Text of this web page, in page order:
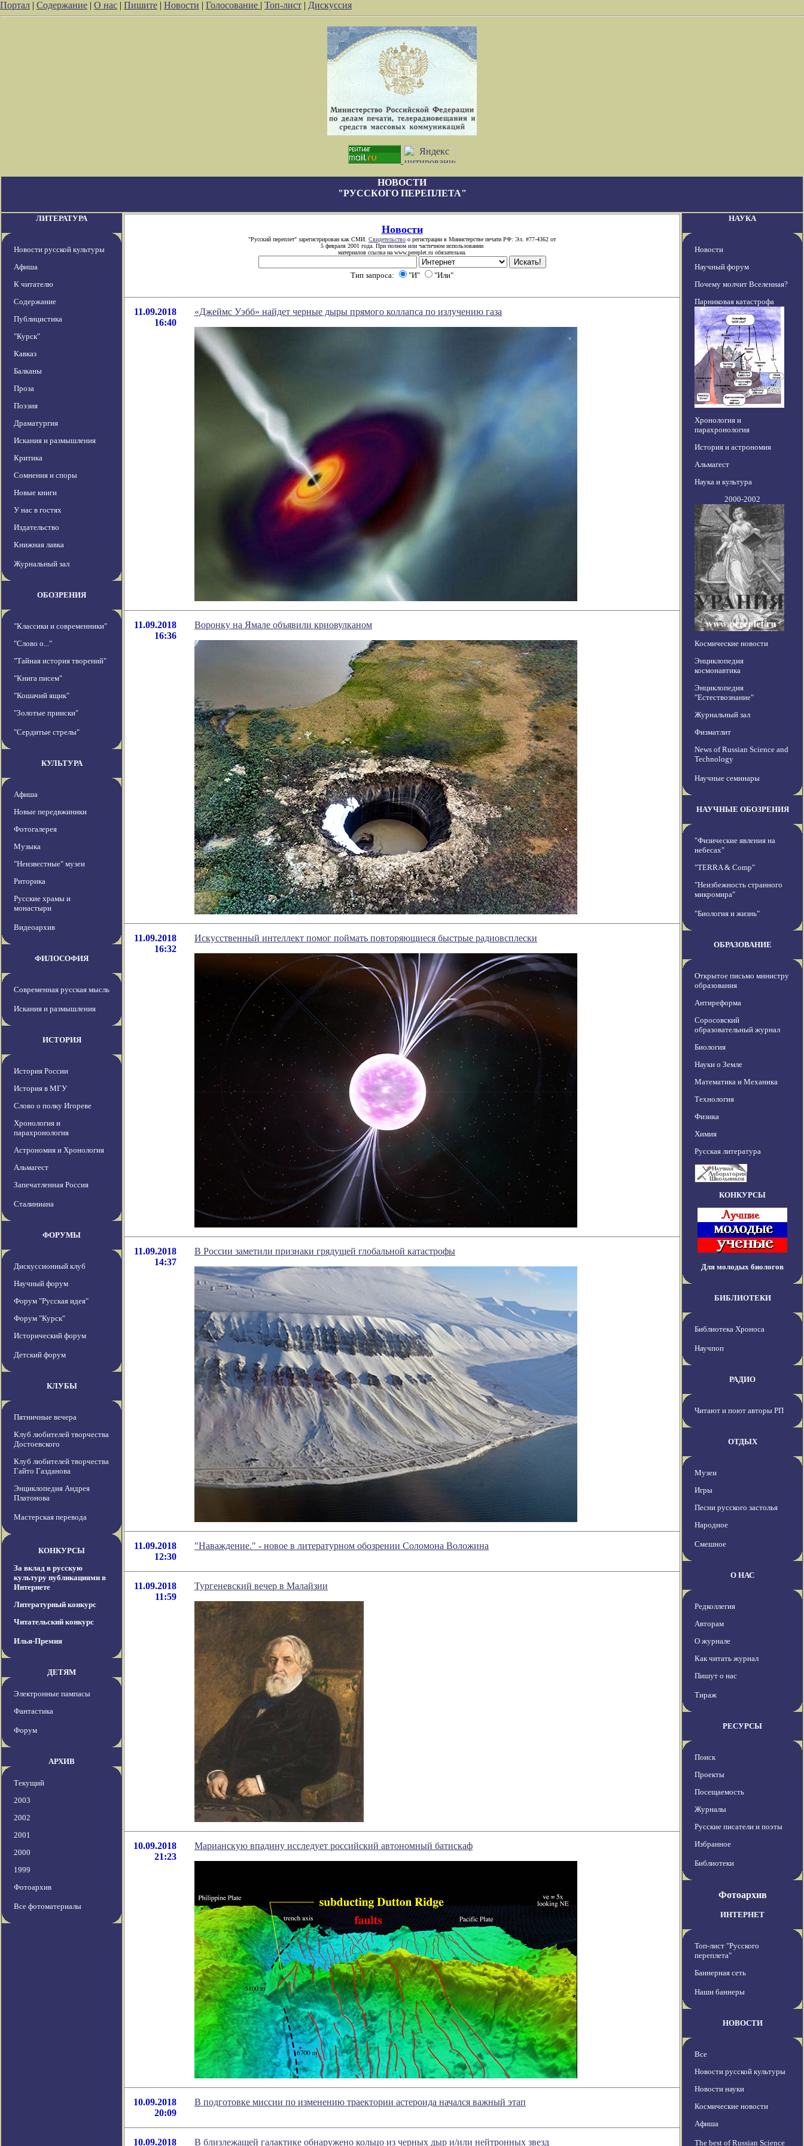
Портал | Содержание | О нас | Пишите | Новости | Голосование | Топ-лист | Дискуссия
НОВОСТИ
"РУССКОГО ПЕРЕПЛЕТА"
ЛИТЕРАТУРА
Новости русской культуры
Афиша
К читателю
Содержание
Публицистика
"Курск"
Кавказ
Балканы
Проза
Поэзия
Драматургия
Искания и размышления
Критика
Сомнения и споры
Новые книги
У нас в гостях
Издательство
Книжная лавка
Журнальный зал
ОБОЗРЕНИЯ
"Классики и современники"
"Слово о..."
"Тайная история творений"
"Книга писем"
"Кошачий ящик"
"Золотые прииски"
"Сердитые стрелы"
КУЛЬТУРА
Афиша
Новые передвжиники
Фотогалерея
Музыка
"Неизвестные" музеи
Риторика
Русские храмы и
монастыри
Видеоархив
ФИЛОСОФИЯ
Современная русская мысль
Искания и размышления
ИСТОРИЯ
История России
История в МГУ
Слово о полку Игореве
Хронология и
парахронология
Астрономия и Хронология
Альмагест
Запечатленная Россия
Сталиниана
ФОРУМЫ
Дискуссионный клуб
Научный форум
Форум "Русская идея"
Форум "Курск"
Исторический форум
Детский форум
КЛУБЫ
Пятничные вечера
Клуб любителей творчества
Достоевского
Клуб любителей творчества
Гайто Газданова
Энциклопедия Андрея
Платонова
Мастерская перевода
КОНКУРСЫ
За вклад в русскую
культуру публикациями в
Интернете
Литературный конкурс
Читательский конкурс
Илья-Премия
ДЕТЯМ
Электронные пампасы
Фантастика
Форум
АРХИВ
Текущий
2003
2002
2001
2000
1999
Фотоархив
Все фотоматериалы
Новости
"Русский переплет" зарегистрирован как СМИ. Свидетельство о регистрации в Министерстве печати РФ: Эл. #77-4362 от
5 февраля 2001 года. При полном или частичном использовании
материалов ссылка на www.pereplet.ru обязательна.
Тип запроса: "И" "Или"
11.09.2018
16:40
«Джеймс Уэбб» найдет черные дыры прямого коллапса по излучению газа
11.09.2018
16:36
Воронку на Ямале объявили криовулканом
11.09.2018
16:32
Искусственный интеллект помог поймать повторяющиеся быстрые радиовсплески
11.09.2018
14:37
В России заметили признаки грядущей глобальной катастрофы
11.09.2018
12:30
"Наваждение." - новое в литературном обозрении Соломона Воложина
11.09.2018
11:59
Тургеневский вечер в Малайзии
10.09.2018
21:23
Марианскую впадину исследует российский автономный батискаф
10.09.2018
20:09
В подготовке миссии по изменению траектории астероида начался важный этап
10.09.2018 В близлежащей галактике обнаружено кольцо из черных дыр и/или нейтронных звезд
НАУКА
Новости
Научный форум
Почему молчит Вселенная?
Парниковая катастрофа
Хронология и
парахронология
История и астрономия
Альмагест
Наука и культура
2000-2002
Космические новости
Энциклопедия
космонавтика
Энциклопедия
"Естествознание"
Журнальный зал
Физматлит
News of Russian Science and
Technology
Научные семинары
НАУЧНЫЕ ОБОЗРЕНИЯ
"Физические явления на
небесах"
"TERRA & Comp"
"Неизбежность странного
микромира"
"Биология и жизнь"
ОБРАЗОВАНИЕ
Открытое письмо министру
образования
Антиреформа
Соросовский
образовательный журнал
Биология
Науки о Земле
Математика и Механика
Технология
Физика
Химия
Русская литература
КОНКУРСЫ
Для молодых биологов
БИБЛИОТЕКИ
Библиотека Хроноса
Научпоп
РАДИО
Читают и поют авторы РП
ОТДЫХ
Музеи
Игры
Песни русского застолья
Народное
Смешное
О НАС
Редколлегия
Авторам
О журнале
Как читать журнал
Пишут о нас
Тираж
РЕСУРСЫ
Поиск
Проекты
Посещаемость
Журналы
Русские писатели и поэты
Избранное
Библиотеки
Фотоархив
ИНТЕРНЕТ
Топ-лист "Русского
переплета"
Баннерная сеть
Наши баннеры
НОВОСТИ
Все
Новости русской культуры
Новости науки
Космические новости
Афиша
The best of Russian Science